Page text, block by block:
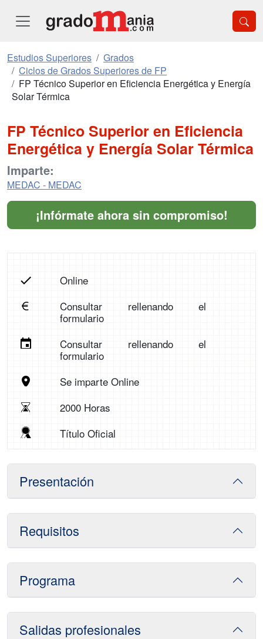
Estudios Superiores
Grados
Ciclos de Grados Superiores de FP
FP Técnico Superior en Eficiencia Energética y Energía
Solar Térmica
FP Técnico Superior en Eficiencia
Energética y Energía Solar Térmica
Imparte:
MEDAC - MEDAC
¡Infórmate ahora sin compromiso!
Online
Consultar rellenando el
formulario
Consultar rellenando el
formulario
Se imparte Online
2000 Horas
Título Oficial
Presentación
Requisitos
Programa
Salidas profesionales